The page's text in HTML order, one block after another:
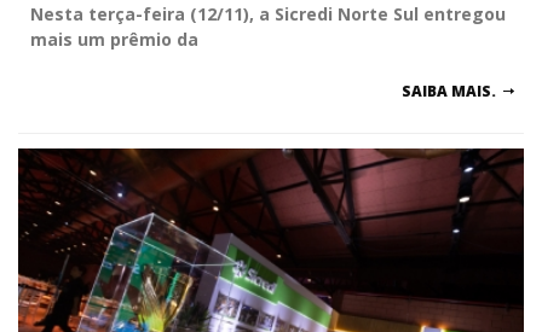
Nesta terça-feira (12/11), a Sicredi Norte Sul entregou
mais um prêmio da
SAIBA MAIS.